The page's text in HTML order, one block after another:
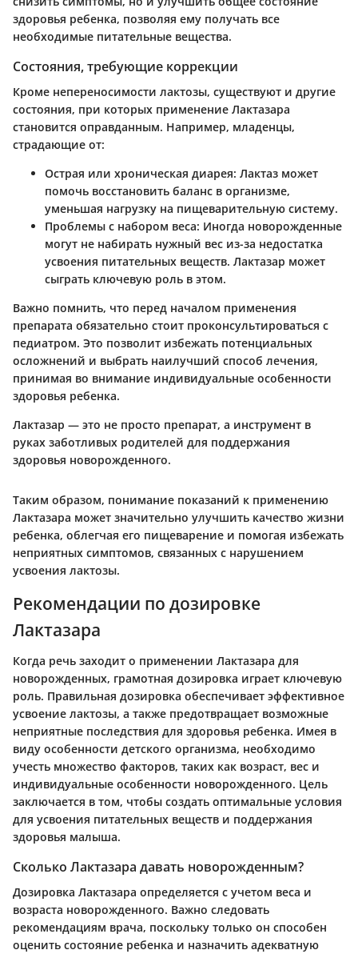
здоровья ребенка, позволяя ему получать все
необходимые питательные вещества.
Состояния, требующие коррекции
Кроме непереносимости лактозы, существуют и другие
состояния, при которых применение Лактазара
становится оправданным. Например, младенцы,
страдающие от:
Острая или хроническая диарея: Лактаз может
помочь восстановить баланс в организме,
уменьшая нагрузку на пищеварительную систему.
Проблемы с набором веса: Иногда новорожденные
могут не набирать нужный вес из-за недостатка
усвоения питательных веществ. Лактазар может
сыграть ключевую роль в этом.
Важно помнить, что перед началом применения
препарата обязательно стоит проконсультироваться с
педиатром. Это позволит избежать потенциальных
осложнений и выбрать наилучший способ лечения,
принимая во внимание индивидуальные особенности
здоровья ребенка.
Лактазар — это не просто препарат, а инструмент в
руках заботливых родителей для поддержания
здоровья новорожденного.
Таким образом, понимание показаний к применению
Лактазара может значительно улучшить качество жизни
ребенка, облегчая его пищеварение и помогая избежать
неприятных симптомов, связанных с нарушением
усвоения лактозы.
Рекомендации по дозировке
Лактазара
Когда речь заходит о применении Лактазара для
новорожденных, грамотная дозировка играет ключевую
роль. Правильная дозировка обеспечивает эффективное
усвоение лактозы, а также предотвращает возможные
неприятные последствия для здоровья ребенка. Имея в
виду особенности детского организма, необходимо
учесть множество факторов, таких как возраст, вес и
индивидуальные особенности новорожденного. Цель
заключается в том, чтобы создать оптимальные условия
для усвоения питательных веществ и поддержания
здоровья малыша.
Сколько Лактазара давать новорожденным?
Дозировка Лактазара определяется с учетом веса и
возраста новорожденного. Важно следовать
рекомендациям врача, поскольку только он способен
оценить состояние ребенка и назначить адекватную